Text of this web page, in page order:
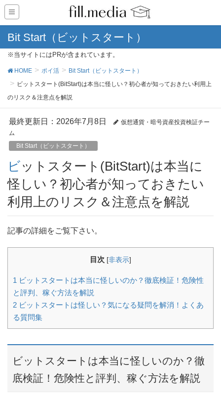
Bit Start（ビットスタート）
※当サイトにはPRが含まれています。
HOME ポイ活
Bit Start（ビットスタート）
ビットスタート(BitStart)は本当に怪しい？初心者が知っておきたい利用上
のリスク＆注意点を解説
最終更新日：2026年7月8日
仮想通貨・暗号資産投資検証チー
ム
Bit Start（ビットスタート）
ビットスタート(BitStart)は本当に
怪しい？初心者が知っておきたい
利用上のリスク＆注意点を解説
記事の詳細をご覧下さい。
目次 [非表示]
1 ビットスタートは本当に怪しいのか？徹底検証！危険性
と評判、稼ぐ方法を解説
2 ビットスタートは怪しい？気になる疑問を解消！よくあ
る質問集
ビットスタートは本当に怪しいのか？徹
底検証！危険性と評判、稼ぐ方法を解説